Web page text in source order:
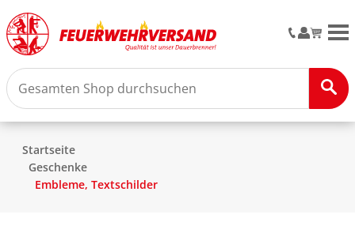
Startseite
Geschenke
Embleme, Textschilder